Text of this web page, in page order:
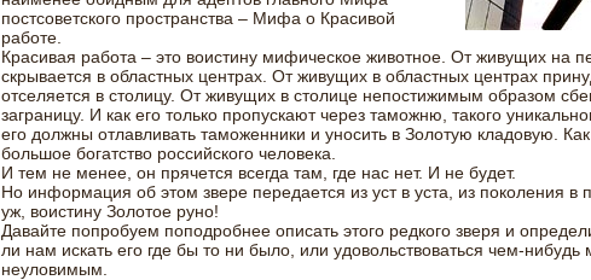
постсоветского пространства – Мифа о Красивой
работе.
Красивая работа – это воистину мифическое животное. От живущих на
скрывается в областных центрах. От живущих в областных центрах
отселяется в столицу. От живущих в столице непостижимым образом
заграницу. И как его только пропускают через таможню, такого
его должны отлавливать таможенники и уносить в Золотую кладовую.
большое богатство российского человека.
И тем не менее, он прячется всегда там, где нас нет. И не будет.
Но информация об этом звере передается из уст в уста, из поколения в
уж, воистину Золотое руно!
Давайте попробуем поподробнее описать этого редкого зверя и
ли нам искать его где бы то ни было, или удовольствоваться чем-нибудь
неуловимым.